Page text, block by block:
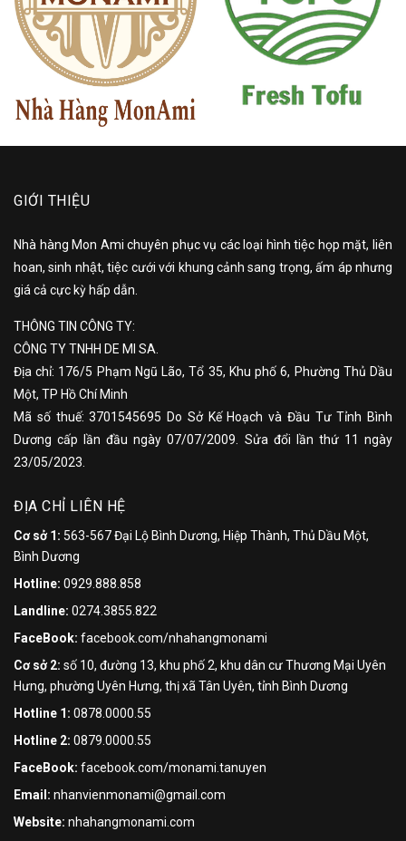
GIỚI THIỆU
Nhà hàng Mon Ami chuyên phục vụ các loại hình tiệc họp mặt, liên
hoan, sinh nhật, tiệc cưới với khung cảnh sang trọng, ấm áp nhưng
giá cả cực kỳ hấp dẫn.
THÔNG TIN CÔNG TY:
CÔNG TY TNHH DE MI SA.
Địa chỉ: 176/5 Phạm Ngũ Lão, Tổ 35, Khu phố 6, Phường Thủ Dầu
Một, TP Hồ Chí Minh
Mã số thuế: 3701545695 Do Sở Kế Hoạch và Đầu Tư Tỉnh Bình
Dương cấp lần đầu ngày 07/07/2009. Sửa đổi lần thứ 11 ngày
23/05/2023.
ĐỊA CHỈ LIÊN HỆ
Cơ sở 1: 563-567 Đại Lộ Bình Dương, Hiệp Thành, Thủ Dầu Một,
Bình Dương
Hotline: 0929.888.858
Landline: 0274.3855.822
FaceBook: facebook.com/nhahangmonami
Cơ sở 2: số 10, đường 13, khu phố 2, khu dân cư Thương Mại Uyên
Hưng, phường Uyên Hưng, thị xã Tân Uyên, tỉnh Bình Dương
Hotline 1: 0878.0000.55
Hotline 2: 0879.0000.55
FaceBook: facebook.com/monami.tanuyen
Email: nhanvienmonami@gmail.com
Website: nhahangmonami.com